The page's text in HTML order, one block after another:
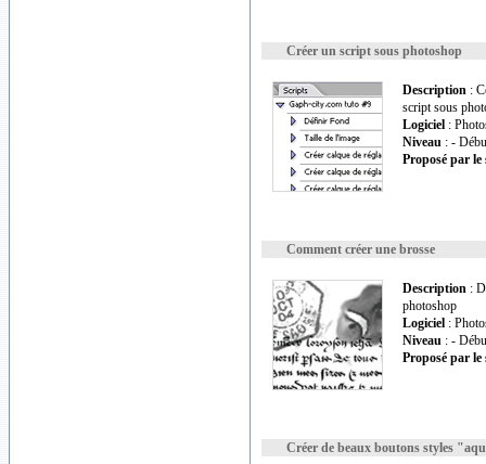
Créer un script sous photoshop
Description :
script sous
Logiciel :
Niveau : -
Proposé par le
Comment créer une brosse
Description :
photoshop
Logiciel :
Niveau : -
Proposé par le
Créer de beaux boutons styles